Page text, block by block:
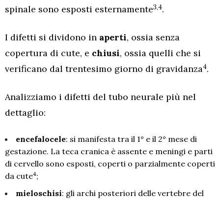
spinale sono esposti esternamente3,4.
I difetti si dividono in aperti, ossia senza
copertura di cute, e chiusi, ossia quelli che si
verificano dal trentesimo giorno di gravidanza4.
Analizziamo i difetti del tubo neurale più nel
dettaglio:
encefalocele: si manifesta tra il 1° e il 2° mese di
gestazione. La teca cranica è assente e meningi e parti
di cervello sono esposti, coperti o parzialmente coperti
da cute4;
mieloschisi: gli archi posteriori delle vertebre del